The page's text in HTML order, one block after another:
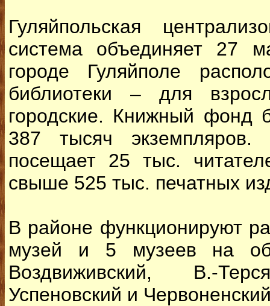
Гуляйпольская
система объединяет 27
городе Гуляйполе
библиотеки – для
городские. Книжный фонд
387 тысяч экземпляров.
посещает 25 тыс.
свыше 525 тыс. печатных
В районе функционируют
музей и 5 музеев на
Воздвиживский, В.-
Успеновский и